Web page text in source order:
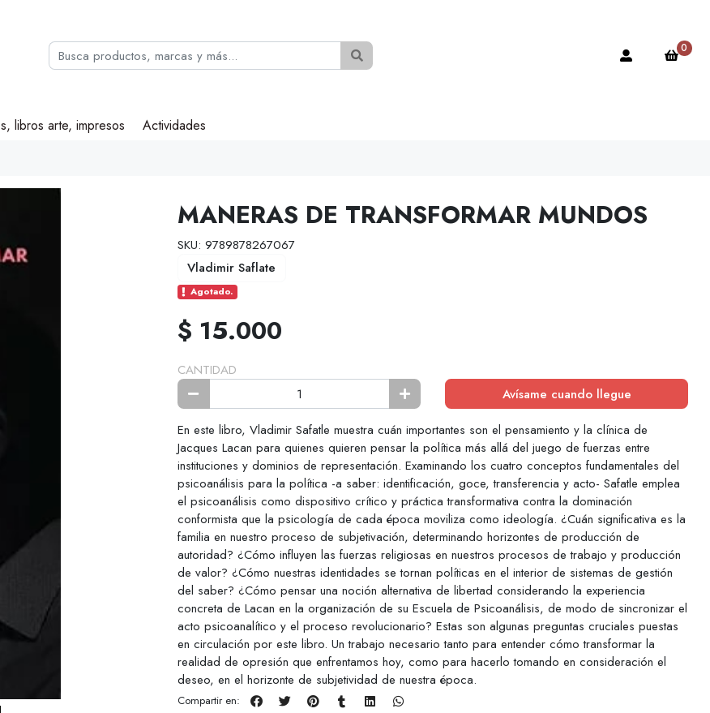
0
libros arte, impresos Actividades
MANERAS DE TRANSFORMAR MUNDOS
SKU: 9789878267067
Vladimir Saflate
Agotado.
$ 15.000
CANTIDAD
Avísame cuando llegue
En este libro, Vladimir Safatle muestra cuán importantes son el pensamiento y la clínica de
Jacques Lacan para quienes quieren pensar la política más allá del juego de fuerzas entre
instituciones y dominios de representación. Examinando los cuatro conceptos fundamentales del
psicoanálisis para la política -a saber: identificación, goce, transferencia y acto- Safatle emplea
el psicoanálisis como dispositivo crítico y práctica transformativa contra la dominación
conformista que la psicología de cada época moviliza como ideología. ¿Cuán significativa es la
familia en nuestro proceso de subjetivación, determinando horizontes de producción de
autoridad? ¿Cómo influyen las fuerzas religiosas en nuestros procesos de trabajo y producción
de valor? ¿Cómo nuestras identidades se tornan políticas en el interior de sistemas de gestión
del saber? ¿Cómo pensar una noción alternativa de libertad considerando la experiencia
concreta de Lacan en la organización de su Escuela de Psicoanálisis, de modo de sincronizar el
acto psicoanalítico y el proceso revolucionario? Estas son algunas preguntas cruciales puestas
en circulación por este libro. Un trabajo necesario tanto para entender cómo transformar la
realidad de opresión que enfrentamos hoy, como para hacerlo tomando en consideración el
deseo, en el horizonte de subjetividad de nuestra época.
Compartir en: